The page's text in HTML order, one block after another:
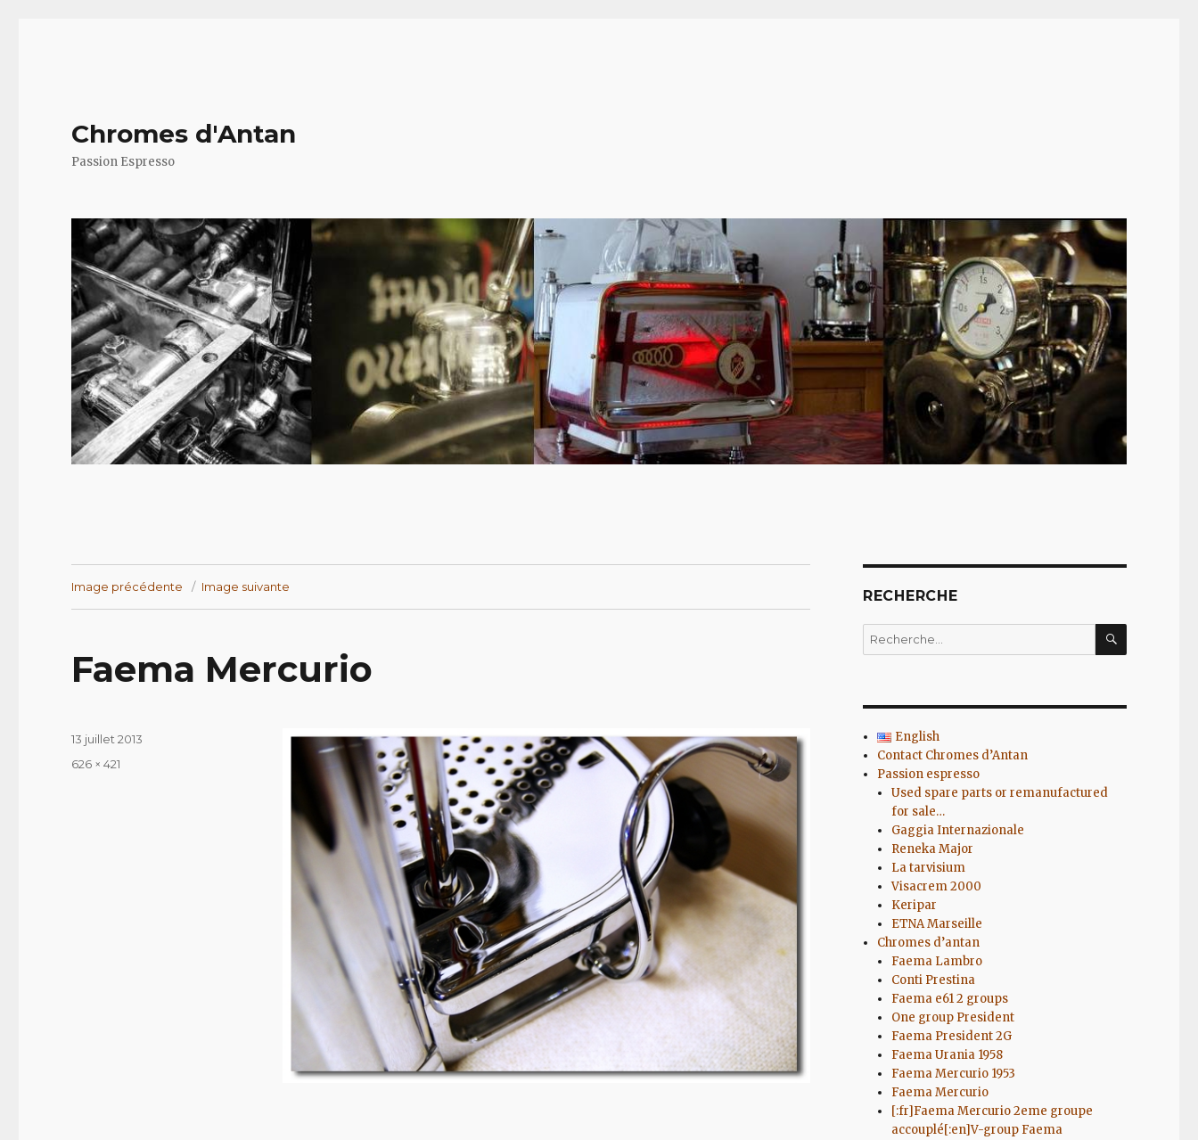
Chromes d'Antan
Passion Espresso
Image précédente Image suivante
Faema Mercurio
Publié
13 juillet 2013
Taille
626 × 421
RECHERCHE
Recherche
pour
English
Contact Chromes d’Antan
Passion espresso
Used spare parts or remanufactured
for sale…
Gaggia Internazionale
Reneka Major
La tarvisium
Visacrem 2000
Keripar
ETNA Marseille
Chromes d’antan
Faema Lambro
Conti Prestina
Faema e61 2 groups
One group President
Faema President 2G
Faema Urania 1958
Faema Mercurio 1953
Faema Mercurio
[:fr]Faema Mercurio 2eme groupe
accouplé[:en]V-group Faema